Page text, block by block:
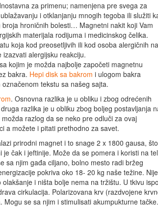
za primenu; namenjena pre svega za
i otklanjanju mnogih tegoba ili služiti
hroničnih bolesti… Magnetni nakit koji Vam
materijala rodijuma i medicinskog čelika.
koja kod preosetljivih ili kod osoba alergičnih na
alergijsku reakciju.
kojim je možda najbolje započeti magnetnu
bakra. Hepi disk sa bakrom i ulogom bakra
tekstu sa našeg sajta.
. Osnovna razlika je u obliku i zbog odrećenih
razlika je u obliku zbog boljeg postavljanja
razlog da se neko pre odluči za ovaj
a možete i pitati prethodno za savet.
prirodni magnet i to snage 2 x 1800 gausa, što
čak i jeftinije. Može da se pomera i koristi na
sa njim gađa ciljano, bolno mesto radi bržeg
pokriva oko 18- 20 kg naše težine. Nije
i ništa bolje nema na tržištu. U tkivu
cirkulacija. Polarizovana krv (razdvojene
se sa njim i stimulisati akumpukturne tačke.